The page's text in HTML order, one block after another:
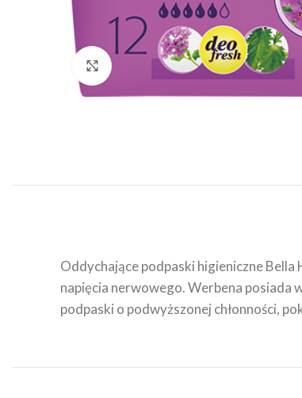
Click to enlarge
Oddychające podpaski higieniczne Bella
napięcia nerwowego. Werbena posiada
podpaski o podwyższonej chłonności,